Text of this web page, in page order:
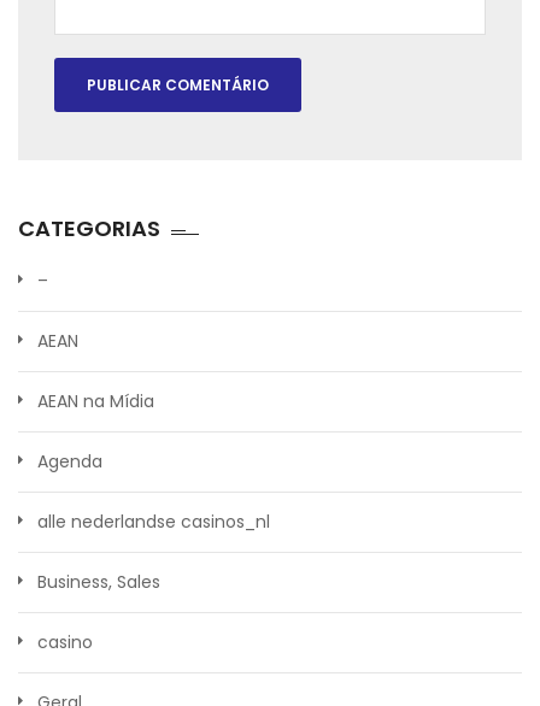
CATEGORIAS
–
AEAN
AEAN na Mídia
Agenda
alle nederlandse casinos_nl
Business, Sales
casino